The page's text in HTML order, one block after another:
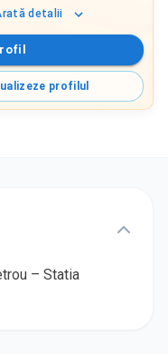
detalii
profilul
– Statia